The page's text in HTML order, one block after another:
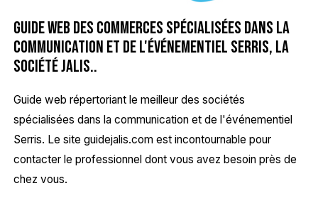
Guide web des commerces spécialisées dans la
communication et de l'événementiel Serris, la
société Jalis..
Guide web répertoriant le meilleur des sociétés
spécialisées dans la communication et de l'événementiel
Serris. Le site guidejalis.com est incontournable pour
contacter le professionnel dont vous avez besoin près de
chez vous.